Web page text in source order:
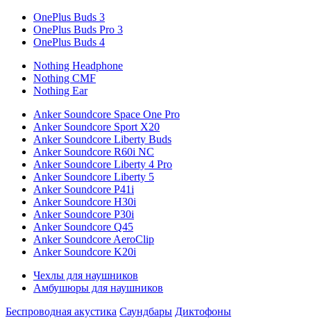
OnePlus Buds 3
OnePlus Buds Pro 3
OnePlus Buds 4
Nothing Headphone
Nothing CMF
Nothing Ear
Anker Soundcore Space One Pro
Anker Soundcore Sport X20
Anker Soundcore Liberty Buds
Anker Soundcore R60i NC
Anker Soundcore Liberty 4 Pro
Anker Soundcore Liberty 5
Anker Soundcore P41i
Anker Soundcore H30i
Anker Soundcore P30i
Anker Soundcore Q45
Anker Soundcore AeroClip
Anker Soundcore K20i
Чехлы для наушников
Амбушюры для наушников
Беспроводная акустика Саундбары Диктофоны